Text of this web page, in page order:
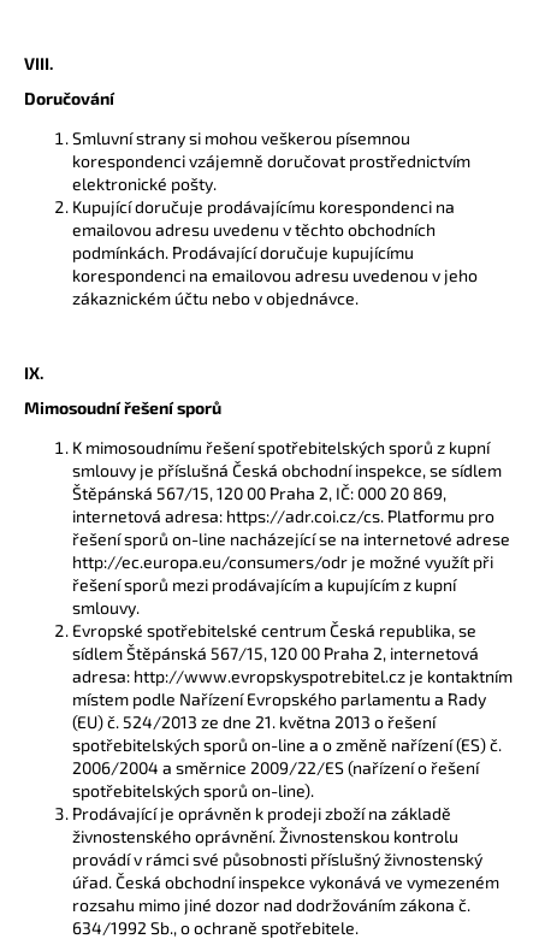
VIII.
Doručování
Smluvní strany si mohou veškerou písemnou
korespondenci vzájemně doručovat prostřednictvím
elektronické pošty.
Kupující doručuje prodávajícímu korespondenci na
emailovou adresu uvedenu v těchto obchodních
podmínkách. Prodávající doručuje kupujícímu
korespondenci na emailovou adresu uvedenou v jeho
zákaznickém účtu nebo v objednávce.
IX.
Mimosoudní řešení sporů
K mimosoudnímu řešení spotřebitelských sporů z kupní
smlouvy je příslušná Česká obchodní inspekce, se sídlem
Štěpánská 567/15, 120 00 Praha 2, IČ: 000 20 869,
internetová adresa: https://adr.coi.cz/cs. Platformu pro
řešení sporů on-line nacházející se na internetové adrese
http://ec.europa.eu/consumers/odr je možné využít při
řešení sporů mezi prodávajícím a kupujícím z kupní
smlouvy.
Evropské spotřebitelské centrum Česká republika, se
sídlem Štěpánská 567/15, 120 00 Praha 2, internetová
adresa: http://www.evropskyspotrebitel.cz je kontaktním
místem podle Nařízení Evropského parlamentu a Rady
(EU) č. 524/2013 ze dne 21. května 2013 o řešení
spotřebitelských sporů on-line a o změně nařízení (ES) č.
2006/2004 a směrnice 2009/22/ES (nařízení o řešení
spotřebitelských sporů on-line).
Prodávající je oprávněn k prodeji zboží na základě
živnostenského oprávnění. Živnostenskou kontrolu
provádí v rámci své působnosti příslušný živnostenský
úřad. Česká obchodní inspekce vykonává ve vymezeném
rozsahu mimo jiné dozor nad dodržováním zákona č.
634/1992 Sb., o ochraně spotřebitele.